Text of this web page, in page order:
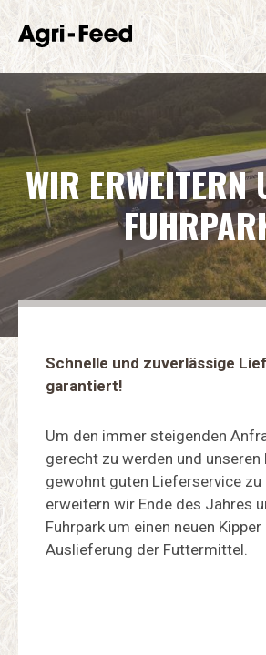
WIR ERWEITERN
Schnelle und zuverlässige
garantiert!
Um den immer steigenden
gerecht zu werden und unseren
gewohnt guten Lieferservice zu
erweitern wir Ende des Jahres
Fuhrpark um einen neuen Kipper
Auslieferung der Futtermittel.